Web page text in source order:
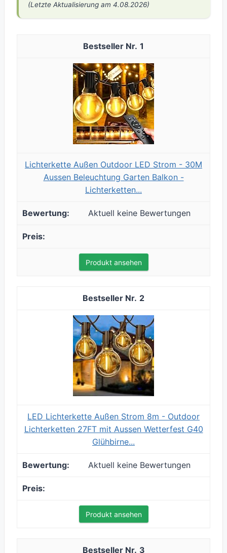
(Letzte Aktualisierung am 4.08.2026)
1
Lichterkette Außen Outdoor LED Strom - 30M
Aussen Beleuchtung Garten Balkon -
Lichterketten...
Aktuell keine Bewertungen
Produkt ansehen
2
LED Lichterkette Außen Strom 8m - Outdoor
Lichterketten 27FT mit Aussen Wetterfest G40
Glühbirne...
Aktuell keine Bewertungen
Produkt ansehen
3